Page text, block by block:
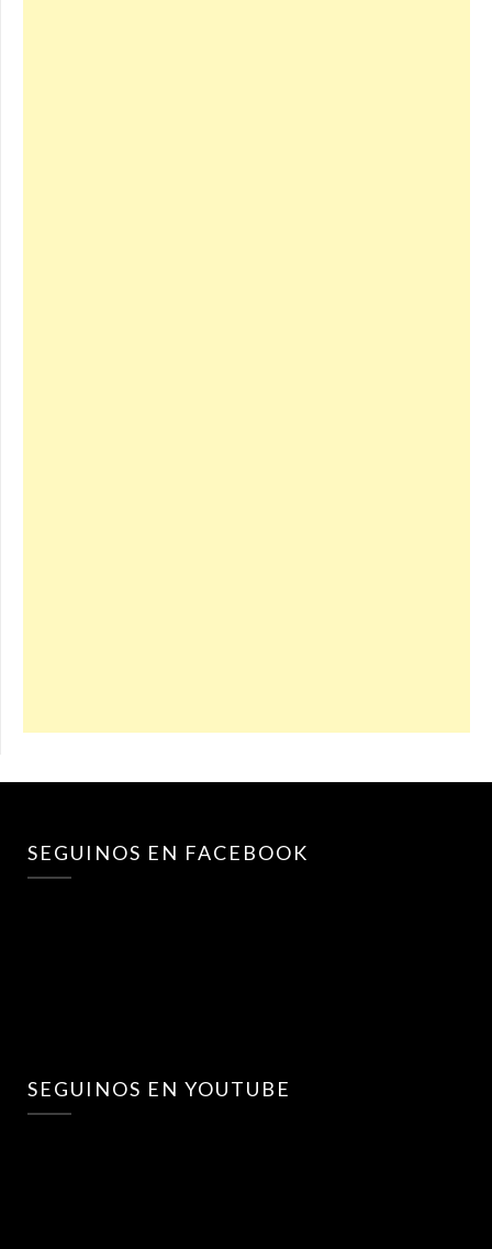
SEGUINOS EN FACEBOOK
SEGUINOS EN YOUTUBE